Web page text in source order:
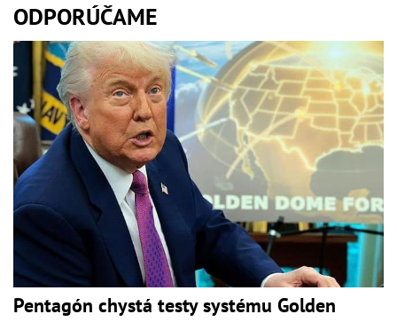
ODPORÚČAME
Pentagón chystá testy systému Golden